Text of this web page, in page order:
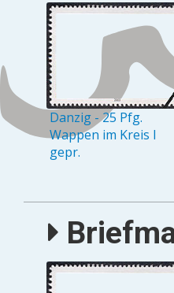
Danzig - 25 Pfg.
Wappen im Kreis I
gepr.